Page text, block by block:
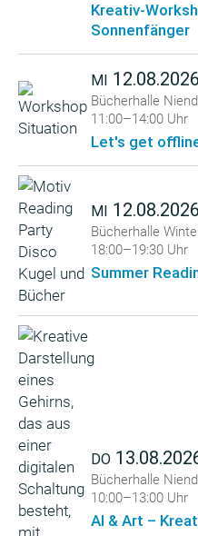
Kreativ-
Sonnenfänger
MI 12.08.2026
Bücherhalle
11:00–14:00 Uhr
Let's get
MI 12.08.2026
Bücherhalle
18:00–19:30 Uhr
Summer
DO
Bücherhalle
10:00–13:00 Uhr
AI & Art –